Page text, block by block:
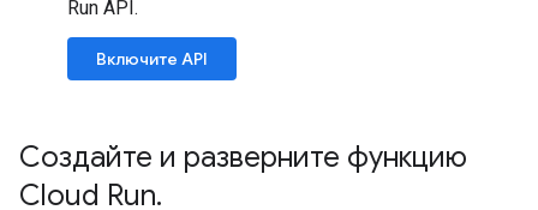
Run API.
Включите API
Создайте и разверните функцию
Cloud Run.